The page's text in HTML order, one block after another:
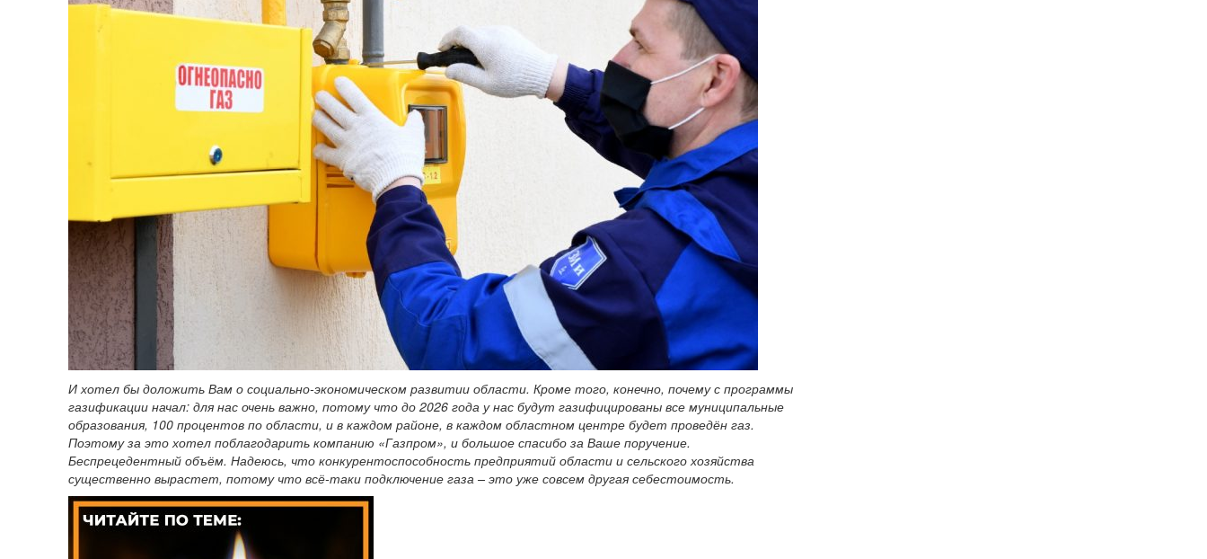
И хотел бы доложить Вам о социально-экономическом развитии области. Кроме того, конечно, почему с программы
газификации начал: для нас очень важно, потому что до 2026 года у нас будут газифицированы все муниципальные
образования, 100 процентов по области, и в каждом районе, в каждом областном центре будет проведён газ.
Поэтому за это хотел поблагодарить компанию «Газпром», и большое спасибо за Ваше поручение.
Беспрецедентный объём. Надеюсь, что конкурентоспособность предприятий области и сельского хозяйства
существенно вырастет, потому что всё-таки подключение газа – это уже совсем другая себестоимость.